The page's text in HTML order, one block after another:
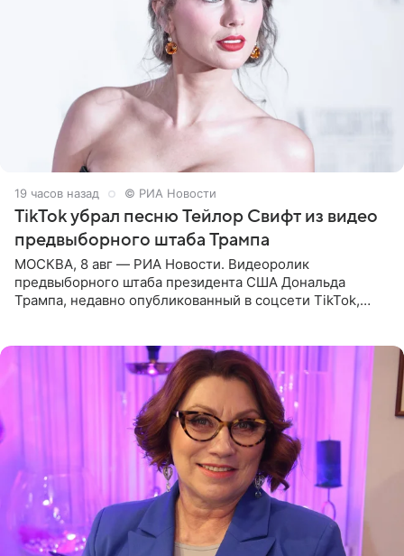
19 часов назад © РИА Новости
TikTok убрал песню Тейлор Свифт из видео
предвыборного штаба Трампа
МОСКВА, 8 авг — РИА Новости. Видеоролик
предвыборного штаба президента США Дональда
Трампа, недавно опубликованный в соцсети TikTok,